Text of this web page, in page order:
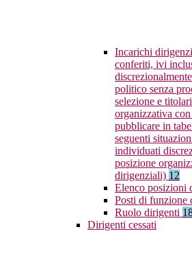
Incarichi
conferiti, ivi
politico senza
selezione e
organizzativa
pubblicare in
seguenti
individuati
posizione
dirigenziali) 12
Elenco posizioni
Posti di funzione
Ruolo dirigenti
Dirigenti cessati